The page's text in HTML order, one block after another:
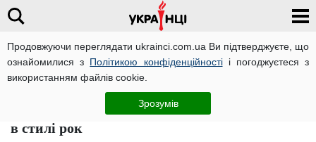
Продовжуючи переглядати ukrainci.com.ua Ви підтверджуєте, що
ознайомилися з Політикою конфіденційностіі погоджуєтеся з
використанням файлів cookie.
Зрозумів
Сховайте бабусь подалі: Надя Дорофєєва
"порвала" сцену заспівавши народну пісню
в стилі рок